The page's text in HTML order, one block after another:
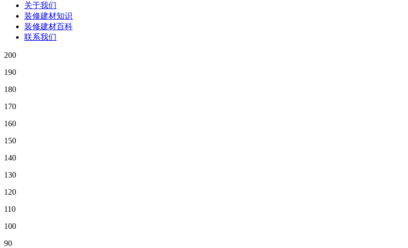
关于我们
装修建材知识
装修建材百科
联系我们
200
190
180
170
160
150
140
130
120
110
100
90